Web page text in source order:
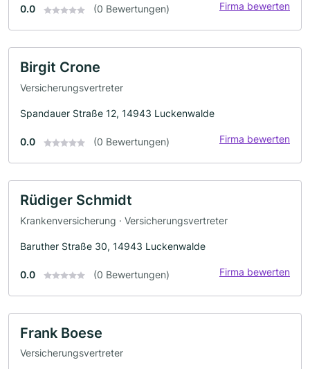
0.0 (0 Bewertungen) Firma bewerten
Birgit Crone
Versicherungsvertreter
Spandauer Straße 12, 14943 Luckenwalde
0.0 (0 Bewertungen) Firma bewerten
Rüdiger Schmidt
Krankenversicherung · Versicherungsvertreter
Baruther Straße 30, 14943 Luckenwalde
0.0 (0 Bewertungen) Firma bewerten
Frank Boese
Versicherungsvertreter